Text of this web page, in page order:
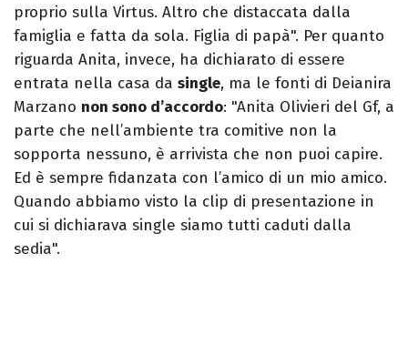
proprio sulla Virtus. Altro che distaccata dalla
famiglia e fatta da sola. Figlia di papà". Per quanto
riguarda Anita, invece, ha dichiarato di essere
entrata nella casa da single, ma le fonti di Deianira
Marzano non sono d’accordo: "Anita Olivieri del Gf, a
parte che nell’ambiente tra comitive non la
sopporta nessuno, è arrivista che non puoi capire.
Ed è sempre fidanzata con l’amico di un mio amico.
Quando abbiamo visto la clip di presentazione in
cui si dichiarava single siamo tutti caduti dalla
sedia".